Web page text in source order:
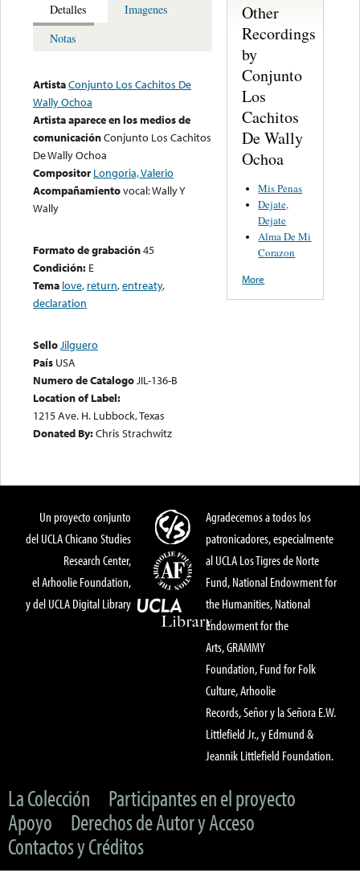
Detalles
Imagenes
Notas
ArtistaConjunto Los Cachitos De
Wally Ochoa
Artista aparece en los medios de
comunicaciónConjunto Los Cachitos
De Wally Ochoa
Compositor Longoria, Valerio
Acompañamientovocal: Wally Y
Wally
Formato de grabación45
Condición: E
Tema love, return,entreaty,
declaration
SelloJilguero
País USA
Numero de CatalogoJIL-136-B
Location of Label:
1215 Ave. H. Lubbock, Texas
Donated By:Chris Strachwitz
Other
Recordings
by
Conjunto
Los
Cachitos
De Wally
Ochoa
Mis Penas
Dejate,
Dejate
Alma De Mi
Corazon
More
Un proyecto conjunto
del UCLA Chicano Studies
Research Center,
el Arhoolie Foundation,
y del UCLA Digital Library
Agradecemos a todos los
patronicadores, especialmente
al UCLA Los Tigres de Norte
Fund, National Endowment for
the Humanities, National
Endowment for the
Arts, GRAMMY
Foundation, Fund for Folk
Culture, Arhoolie
Records, Señor y la Señora E.W.
Littlefield Jr., y Edmund &
Jeannik Littlefield Foundation.
La Colección
Participantes en el proyecto
Apoyo
Derechos de Autor y Acceso
Contactos y Créditos